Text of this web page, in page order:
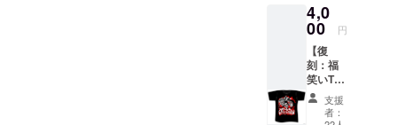
座いま
す、ご
注意く
ださ
い。 ※
全リ
ターン
特典
データ
でお渡
し致し
ます。
※支援者
の方に
は全身
の写真
入浴
代、現
地まで
の交通
費は支
援者様
のご負
担とな
ある事
を周り
に自慢
しちゃ
いま
しょ
う！！
※サイズ
4,0
00 円
【復
刻：福
笑いT
シャ
ツ】 CF
限定！
支援
者：